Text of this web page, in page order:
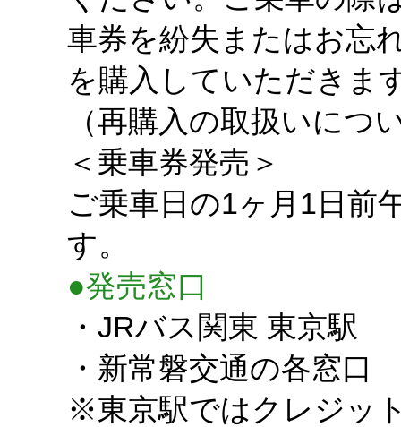
車券を紛失またはお忘
を購入していただきま
（再購入の取扱いにつ
＜乗車券発売＞
ご乗車日の1ヶ月1日前
す。
●発売窓口
・JRバス関東 東京駅
・新常磐交通の各窓口
※東京駅ではクレジッ